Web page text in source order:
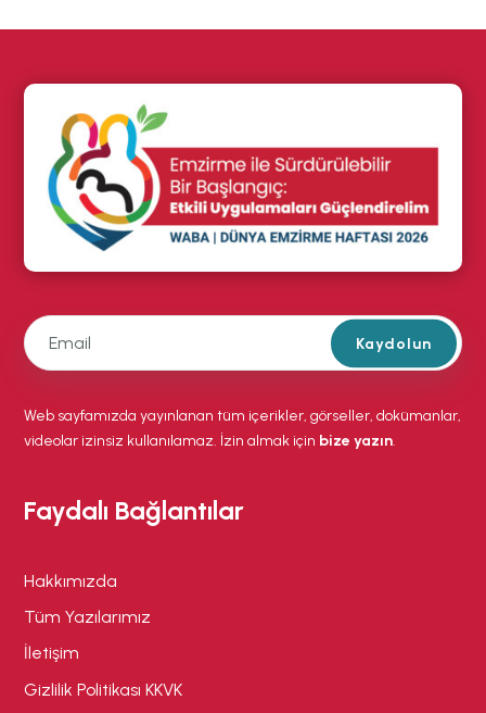
Kaydolun
Web sayfamızda yayınlanan tüm içerikler, görseller, dokümanlar,
videolar izinsiz kullanılamaz. İzin almak için bize yazın.
Faydalı Bağlantılar
Hakkımızda
Tüm Yazılarımız
İletişim
Gizlilik Politikası KKVK